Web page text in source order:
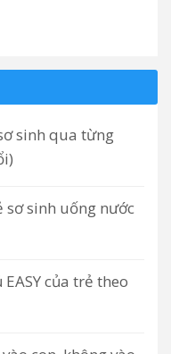
sinh qua từng
sơ sinh uống nước
của trẻ theo